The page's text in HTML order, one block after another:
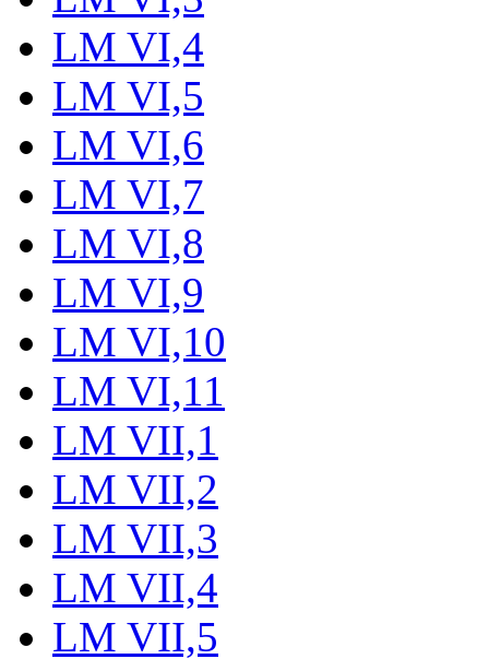
LM VI,4
LM VI,5
LM VI,6
LM VI,7
LM VI,8
LM VI,9
LM VI,10
LM VI,11
LM VII,1
LM VII,2
LM VII,3
LM VII,4
LM VII,5